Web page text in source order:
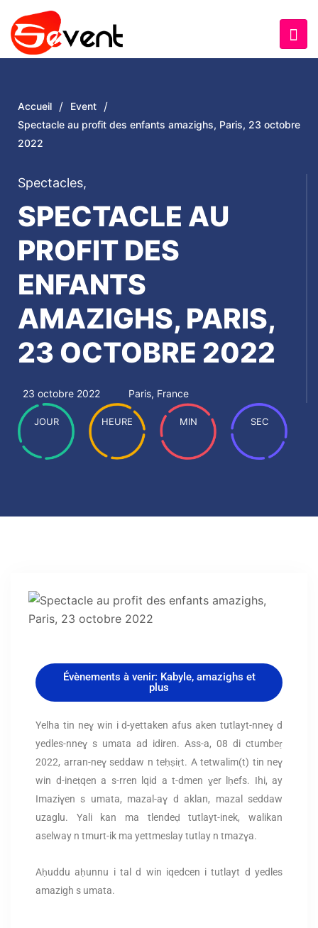
Accueil / Event /
Spectacle au profit des enfants amazighs, Paris, 23 octobre
2022
Spectacles,
SPECTACLE AU
PROFIT DES
ENFANTS
AMAZIGHS, PARIS,
23 OCTOBRE 2022
23 octobre 2022 Paris, France
JOUR HEURE MIN SEC
Évènements à venir: Kabyle, amazighs et
plus
Yelha tin neɣ win i d-yettaken afus aken tutlayt-nneɣ d
yedles-nneɣ s umata ad idiren. Ass-a, 08 di ctumbeṛ
2022, arran-neɣ seddaw n teḥṣiṛt. A tetwalim(t) tin neɣ
win d-ineṭqen a s-rren lqid a t-dmen ɣer lḥefs. Ihi, ay
Imaziɣen s umata, mazal-aɣ d aklan, mazal seddaw
uzaglu. Yali kan ma tlendeḍ tutlayt-inek, walikan
aselway n tmurt-ik ma yettmeslay tutlay n tmazɣa.
Aḥuddu aḥunnu i tal d win iqedcen i tutlayt d yedles
amazigh s umata.